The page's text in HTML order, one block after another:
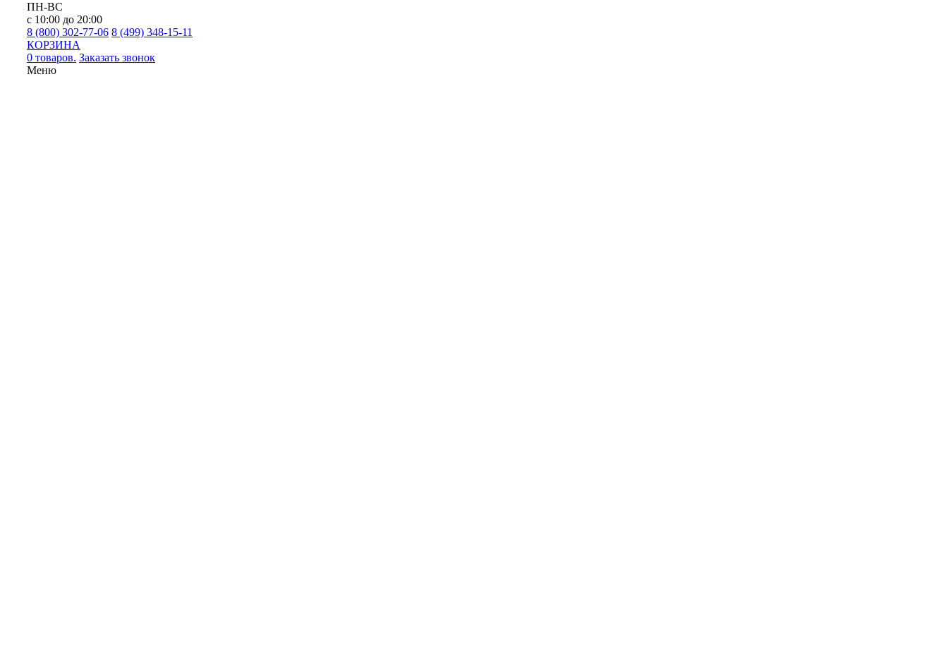
ПН-ВС
с 10:00 до 20:00
8 (800) 302-77-06 8 (499) 348-15-11
КОРЗИНА
0 товаров. Заказать звонок
Меню